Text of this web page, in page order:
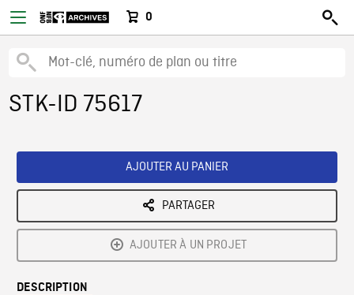
0
STK-ID 75617
AJOUTER AU PANIER
PARTAGER
AJOUTER À UN PROJET
DESCRIPTION